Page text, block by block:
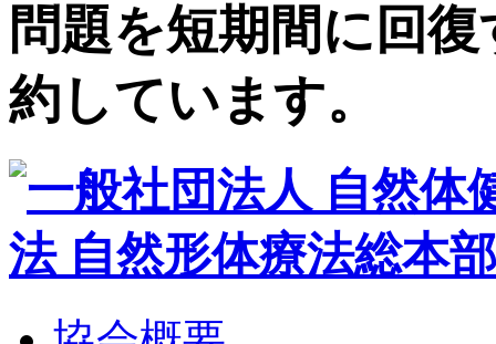
問題を短期間に回
約しています。